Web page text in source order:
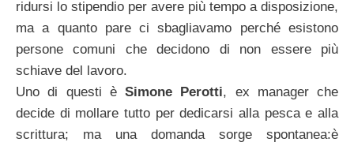
ridursi lo stipendio per avere più tempo a disposizione,
ma a quanto pare ci sbagliavamo perché esistono
persone comuni che decidono di non essere più
schiave del lavoro.
Uno di questi è Simone Perotti, ex manager che
decide di mollare tutto per dedicarsi alla pesca e alla
scrittura; ma una domanda sorge spontanea:è